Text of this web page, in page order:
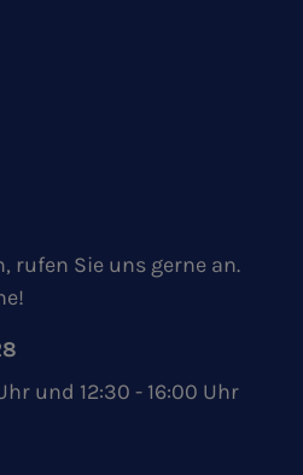
rufen Sie uns gerne an.
und 12:30 - 16:00 Uhr